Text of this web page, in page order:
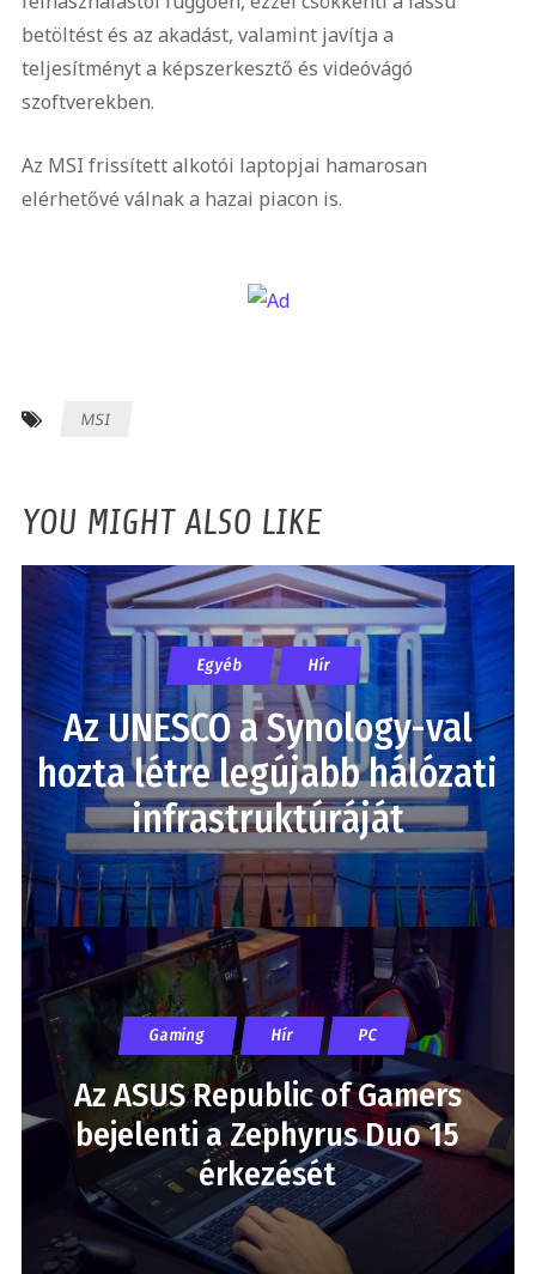
betöltést és az akadást, valamint javítja a
teljesítményt a képszerkesztő és videóvágó
szoftverekben.
Az MSI frissített alkotói laptopjai hamarosan
elérhetővé válnak a hazai piacon is.
MSI
YOU MIGHT ALSO LIKE
Egyéb Hír
Az UNESCO a Synology-val
hozta létre legújabb hálózati
infrastruktúráját
Gaming Hír PC
Az ASUS Republic of Gamers
bejelenti a Zephyrus Duo 15
érkezését